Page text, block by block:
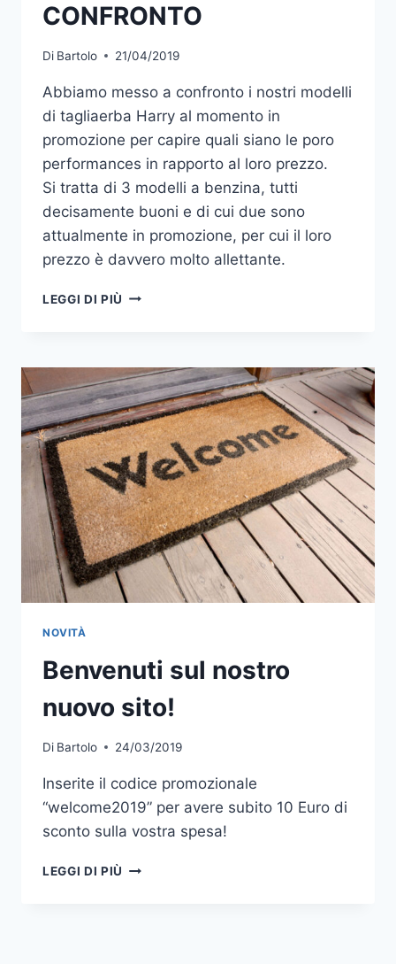
CONFRONTO
Di Bartolo 21/04/2019
Abbiamo messo a confronto i nostri modelli
di tagliaerba Harry al momento in
promozione per capire quali siano le poro
performances in rapporto al loro prezzo.
Si tratta di 3 modelli a benzina, tutti
decisamente buoni e di cui due sono
attualmente in promozione, per cui il loro
prezzo è davvero molto allettante.
LEGGI DI PIÙ TAGLIAERBA
NOVITÀ
Benvenuti sul nostro
nuovo sito!
Di Bartolo 24/03/2019
Inserite il codice promozionale
“welcome2019” per avere subito 10 Euro di
sconto sulla vostra spesa!
LEGGI DI PIÙ BENVENUTI